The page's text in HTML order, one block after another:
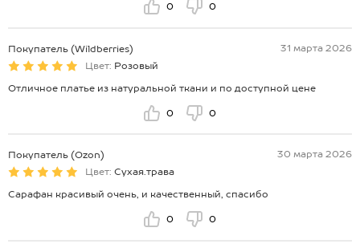
0 0
Покупатель (Wildberries)
31 марта 2026
Цвет: Розовый
Отличное платье из натуральной ткани и по доступной цене
0 0
Покупатель (Ozon)
30 марта 2026
Цвет: Сухая.трава
Сарафан красивый очень, и качественный, спасибо
0 0